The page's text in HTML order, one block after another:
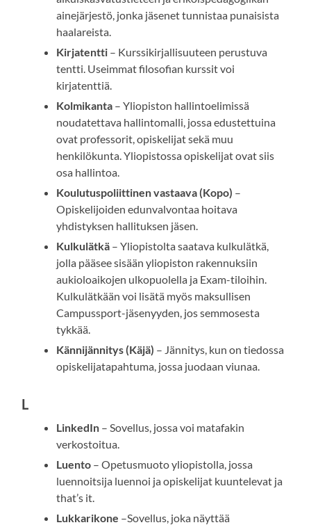
ainejärjestö, jonka jäsenet tunnistaa punaisista
haalareista.
Kirjatentti – Kurssikirjallisuuteen perustuva
tentti. Useimmat filosofian kurssit voi
kirjatenttiä.
Kolmikanta – Yliopiston hallintoelimissä
noudatettava hallintomalli, jossa edustettuina
ovat professorit, opiskelijat sekä muu
henkilökunta. Yliopistossa opiskelijat ovat siis
osa hallintoa.
Koulutuspoliittinen vastaava (Kopo) –
Opiskelijoiden edunvalvontaa hoitava
yhdistyksen hallituksen jäsen.
Kulkulätkä – Yliopistolta saatava kulkulätkä,
jolla pääsee sisään yliopiston rakennuksiin
aukioloaikojen ulkopuolella ja Exam-tiloihin.
Kulkulätkään voi lisätä myös maksullisen
Campussport-jäsenyyden, jos semmosesta
tykkää.
Kännijännitys (Käjä) – Jännitys, kun on tiedossa
opiskelijatapahtuma, jossa juodaan viunaa.
L
LinkedIn – Sovellus, jossa voi matafakin
verkostoitua.
Luento – Opetusmuoto yliopistolla, jossa
luennoitsija luennoi ja opiskelijat kuuntelevat ja
that’s it.
Lukkarikone –Sovellus, joka näyttää